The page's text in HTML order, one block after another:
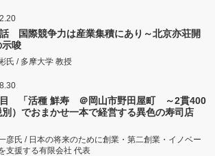
国際競争力は産業集積にあり～北京亦荘開
示唆
/ 多摩大学 教授
「活種 鮮寿 ＠岡山市野田屋町 ～2貫400
別）でおまかせ一本で経営する異色の寿司店
彦氏 / 日本の将来のために創業・第二創業・イノベー
支援する有限会社 代表